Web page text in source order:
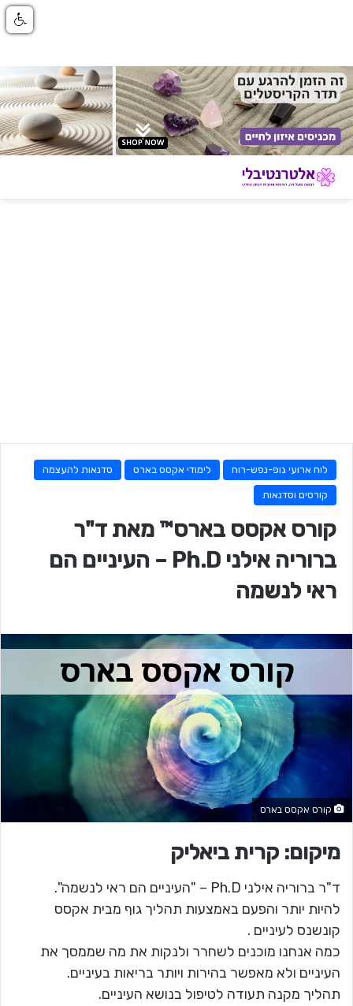
לוח ארועי גופ-נפש-רוח לימודי אקסס בארס סדנאות להעצמה
קורסים וסדנאות
קורס אקסס בארס™ מאת ד"ר
ברוריה אילני Ph.D – העיניים הם
ראי לנשמה
קורס אקסס בארס
מיקום: קרית ביאליק
ד"ר ברוריה אילני Ph.D – "העיניים הם ראי לנשמה".
להיות יותר והפעם באמצעות תהליך גוף מבית אקסס
קונשנס לעיניים .
כמה אנחנו מוכנים לשחרר ולנקות את מה שממסך את
העיניים ולא מאפשר בהירות ויותר בריאות בעיניים.
תהליך מקנה תעודה לטיפול בנושא העיניים.